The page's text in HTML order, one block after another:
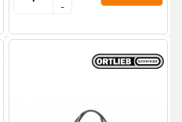
--